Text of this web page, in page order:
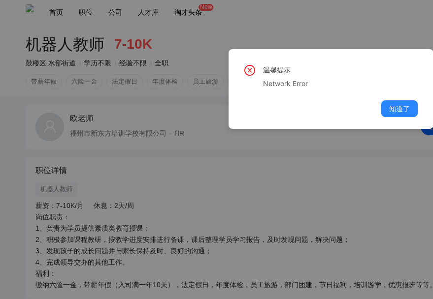
首页 职位 公司 人才库 淘才头条
New
机器人教师 7-10K
鼓楼区 水部街道 学历不限 经验不限 全职
带薪年假 六险一金 法定假日 年度体检 员工旅游 节日福利
欧老师
福州市新东方培训学校有限公司 HR
职位详情
机器人教师
薪资：7-10K/月     休息：2天/周
岗位职责：
1、负责为学员提供素质类教育授课；
2、积极参加课程教研，按教学进度安排进行备课，课后整理学员学习报告，及时发现问题，解决问题；
3、发现孩子的成长问题并与家长保持及时、良好的沟通；
4、完成领导交办的其他工作。
福利：
缴纳六险一金，带薪年假（入司满一年10天），法定假日，年度体检，员工旅游，部门团建，节日福利，培训游学，优惠报班等等。
温馨提示
Network Error
知道了